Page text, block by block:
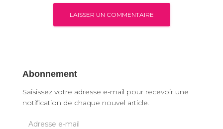
Abonnement
Saisissez votre adresse e-mail pour recevoir une
notification de chaque nouvel article.